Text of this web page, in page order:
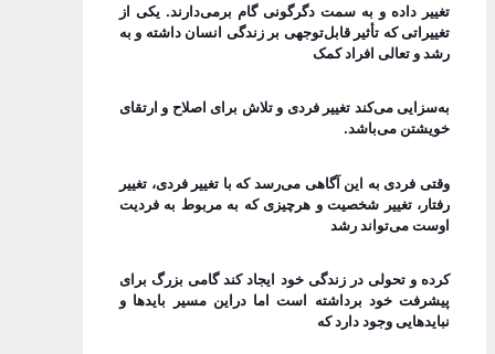
تغییر داده و به سمت دگرگونی گام برمی‌دارند. یکی از
تغییراتی که تأثیر قابل‌توجهی بر زندگی انسان داشته و به
رشد و تعالی افراد کمک
به‌سزایی می‌کند تغییر فردی و تلاش برای اصلاح و ارتقای
خویشتن می‌باشد.
وقتی فردی به این آگاهی می‌رسد که با تغییر فردی، تغییر
رفتار، تغییر شخصیت و هرچیزی که به مربوط به فردیت
اوست می‌تواند رشد
کرده و تحولی در زندگی خود ایجاد کند گامی بزرگ برای
پیشرفت خود برداشته است اما دراین مسیر بایدها و
نبایدهایی وجود دارد که